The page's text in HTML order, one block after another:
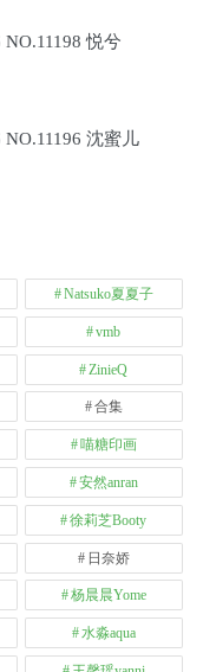
悦兮
沈蜜儿
Natsuko夏夏子
vmb
ZinieQ
合集
喵糖印画
安然anran
徐莉芝Booty
日奈娇
杨晨晨Yome
水淼aqua